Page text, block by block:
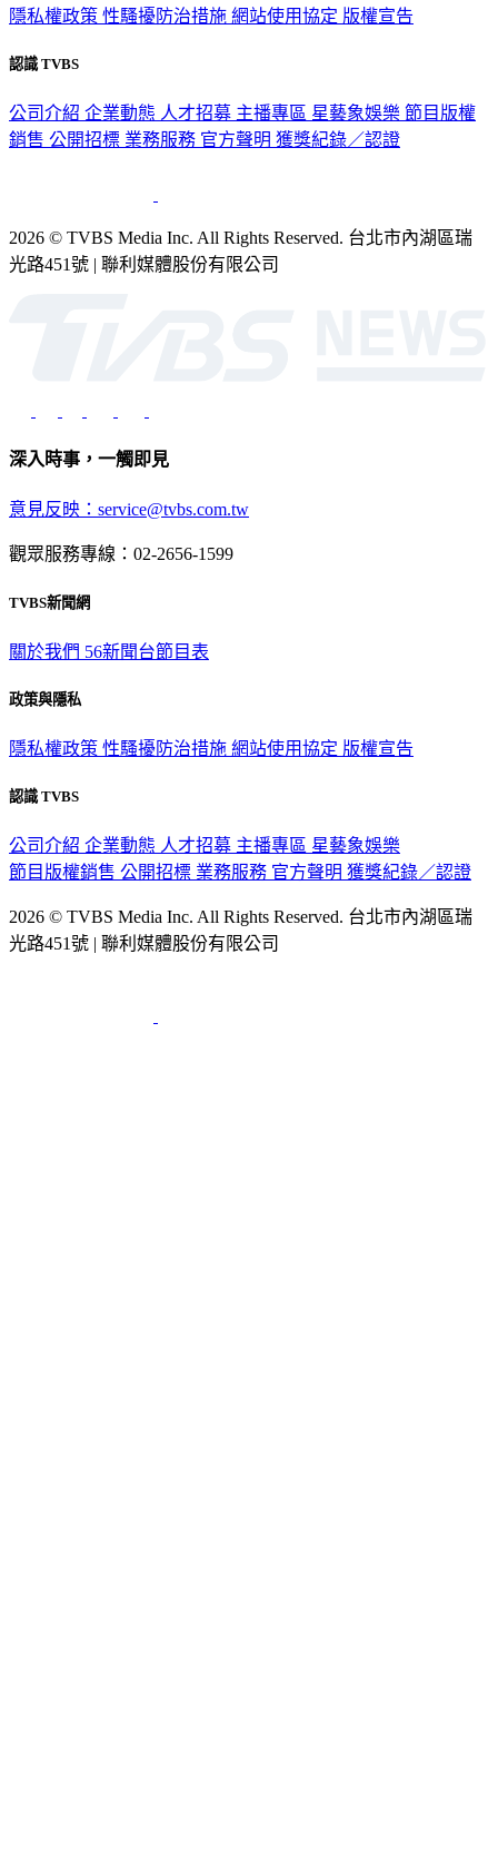
隱私權政策 性騷擾防治措施 網站使用協定 版權宣告
認識 TVBS
公司介紹 企業動態 人才招募 主播專區 星藝象娛樂 節目版權
銷售 公開招標 業務服務 官方聲明 獲獎紀錄／認證
2026 © TVBS Media Inc. All Rights Reserved. 台北市內湖區瑞
光路451號 | 聯利媒體股份有限公司
深入時事，一觸即見
意見反映：service@tvbs.com.tw
觀眾服務專線：02-2656-1599
TVBS新聞網
關於我們 56新聞台節目表
政策與隱私
隱私權政策 性騷擾防治措施 網站使用協定 版權宣告
認識 TVBS
公司介紹 企業動態 人才招募 主播專區 星藝象娛樂
節目版權銷售 公開招標 業務服務 官方聲明 獲獎紀錄／認證
2026 © TVBS Media Inc. All Rights Reserved. 台北市內湖區瑞
光路451號 | 聯利媒體股份有限公司